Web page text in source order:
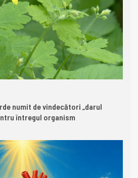
numit de vindecători „darul
întregul organism